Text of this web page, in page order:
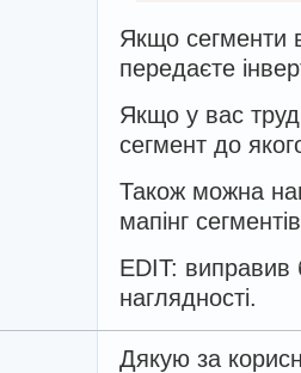
Якщо сегменти
передаєте
Якщо у вас
сегмент до
Також можна
мапінг
EDIT: виправив
наглядності.
Дякую за